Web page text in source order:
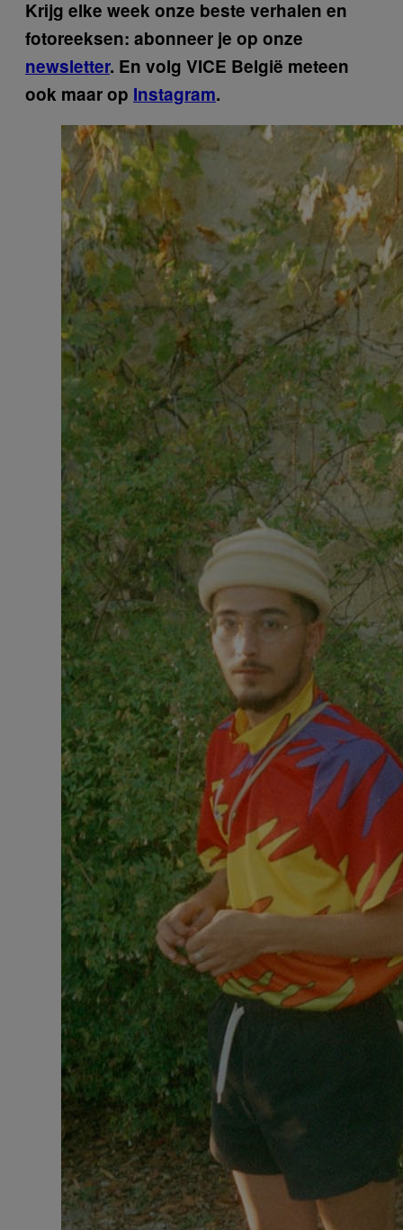
Krijg elke week onze beste verhalen en
fotoreeksen: abonneer je op onze
newsletter. En volg VICE België meteen
ook maar op Instagram.